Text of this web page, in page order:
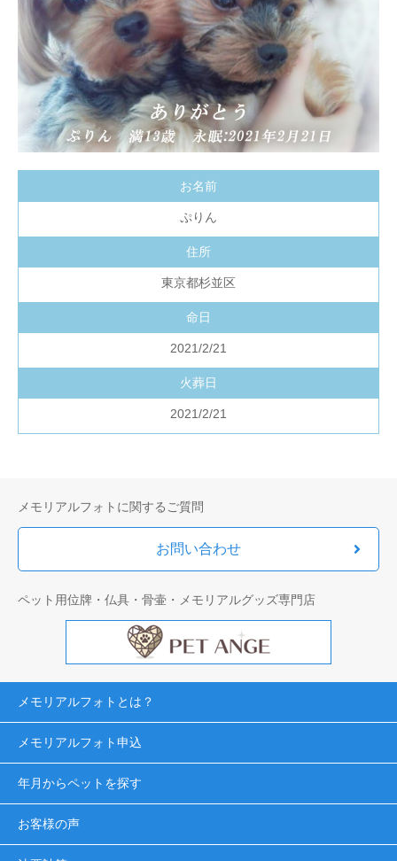
お名前
ぷりん
住所
東京都杉並区
命日
2021/2/21
火葬日
2021/2/21
メモリアルフォトに関するご質問
お問い合わせ
ペット用位牌・仏具・骨壷・メモリアルグッズ専門店
メモリアルフォトとは？
メモリアルフォト申込
年月からペットを探す
お客様の声